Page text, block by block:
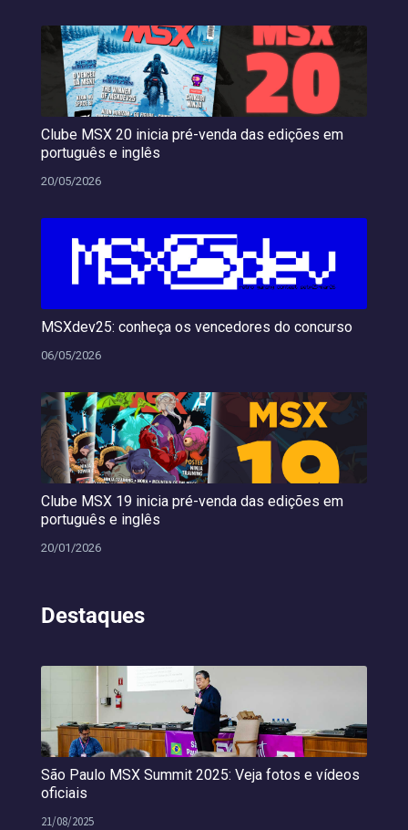
Clube MSX 20 inicia pré-venda das edições em
português e inglês
20/05/2026
MSXdev25: conheça os vencedores do concurso
06/05/2026
Clube MSX 19 inicia pré-venda das edições em
português e inglês
20/01/2026
Destaques
São Paulo MSX Summit 2025: Veja fotos e vídeos
oficiais
21/08/2025